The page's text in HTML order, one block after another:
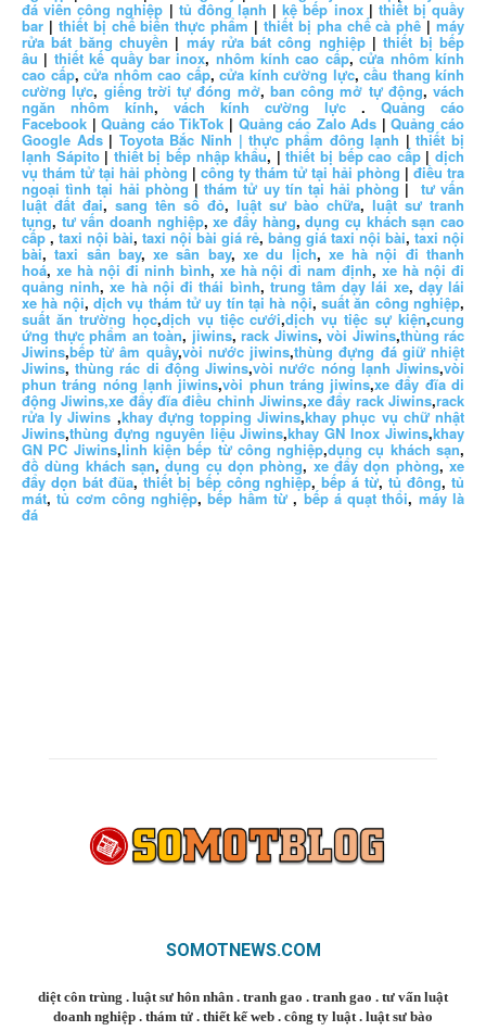
đá viên công nghiệp | tủ đông lạnh |kệ bếp inox| thiết bị quầy
bar | thiết bị chế biến thực phẩm | thiết bị pha chế cà phê | máy
rửa bát băng chuyền | máy rửa bát công nghiệp|thiết bị bếp
âu | thiết kế quầy bar inox, nhôm kính cao cấp,cửa nhôm kính
cao cấp, cửa nhôm cao cấp, cửa kính cường lực, cầu thang kính
cường lực, giếng trời tự đóng mở, ban công mở tự động, vách
ngăn nhôm kính, vách kính cường lực . Quảng cáo
Facebook |Quảng cáo TikTok | Quảng cáo Zalo Ads |Quảng cáo
Google Ads| Toyota Bắc Ninh | thực phẩm đông lạnh |thiết bị
lạnh Sápito | thiết bị bếp nhập khẩu, |thiết bị bếp cao cấp|dịch
vụ thám tử tại hải phòng | công ty thám tử tại hải phòng | điều tra
ngoại tình tại hải phòng |thám tử uy tín tại hải phòng | tư vấn
luật đất đai, sang tên sổ đỏ, luật sư bào chữa, luật sư tranh
tụng, tư vấn doanh nghiệp,xe đẩy hàng,dụng cụ khách sạn cao
cấp , taxi nội bài, taxi nội bài giá rẻ, bảng giá taxi nội bài, taxi nội
bài,taxi sân bay,xe sân bay,xe du lịch, xe hà nội đi thanh
hoá, xe hà nội đi ninh bình, xe hà nội đi nam định,xe hà nội đi
quảng ninh,xe hà nội đi thái bình, trung tâm dạy lái xe, dạy lái
xe hà nội,dịch vụ thám tử uy tín tại hà nội,suất ăn công nghiệp,
suất ăn trường học,dịch vụ tiệc cưới,dịch vụ tiệc sự kiện,cung
ứng thực phẩm an toàn, jiwins, rack Jiwins, vòi Jiwins,thùng rác
Jiwins,bếp từ âm quầy,vòi nước jiwins,thùng đựng đá giữ nhiệt
Jiwins,thùng rác di động Jiwins,vòi nước nóng lạnh Jiwins,vòi
phun tráng nóng lạnh jiwins,vòi phun tráng jiwins,xe đẩy đĩa di
động Jiwins,xe đẩy đĩa điều chỉnh Jiwins,xe đẩy rack Jiwins,rack
rửa ly Jiwins ,khay đựng topping Jiwins,khay phục vụ chữ nhật
Jiwins,thùng đựng nguyên liệu Jiwins,khay GN Inox Jiwins,khay
GN PC Jiwins,linh kiện bếp từ công nghiệp,dụng cụ khách sạn,
đồ dùng khách sạn,dụng cụ dọn phòng, xe đẩy dọn phòng,xe
đẩy dọn bát đũa, thiết bị bếp công nghiệp,bếp á từ,tủ đông,tủ
mát,tủ cơm công nghiệp,bếp hầm từ , bếp á quạt thổi, máy là
đá
SOMOTNEWS.COM
diệt côn trùng . luật sư hôn nhân . tranh gao . tranh gao . tư vấn luật
doanh nghiệp . thám tử . thiết kế web . công ty luật. luật sư bào